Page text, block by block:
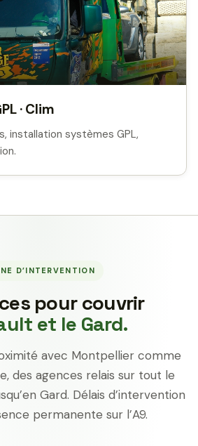
· Clim
installation systèmes GPL,
D’INTERVENTION
pour couvrir
et le Gard.
avec Montpellier comme
des agences relais sur tout le
Gard. Délais d’intervention
permanente sur l’A9.